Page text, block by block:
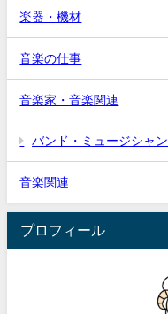
楽器・機材
音楽の仕事
音楽家・音楽関連
バンド・ミュージシャン
音楽関連
プロフィール